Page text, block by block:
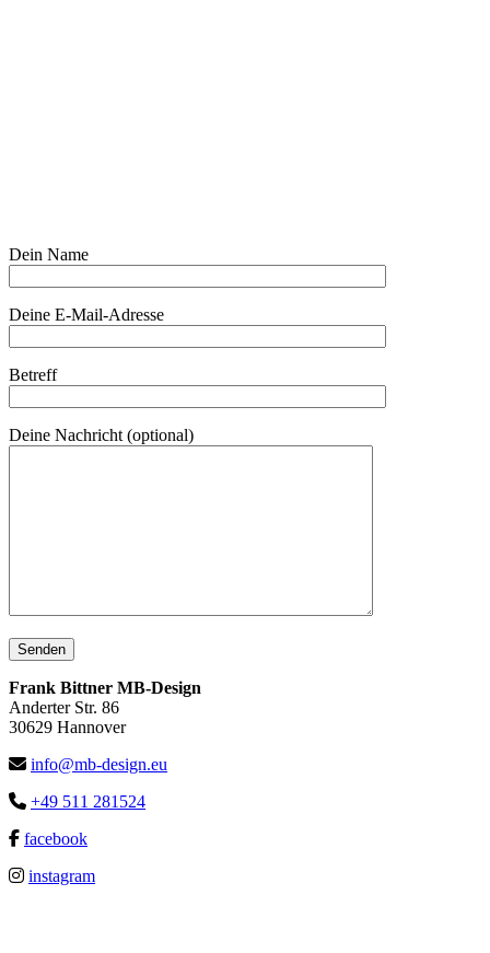
Dein Name
Deine E-Mail-Adresse
Betreff
Deine Nachricht (optional)
Frank Bittner MB-Design
Anderter Str. 86
30629 Hannover
info@mb-design.eu
+49 511 281524
facebook
instagram